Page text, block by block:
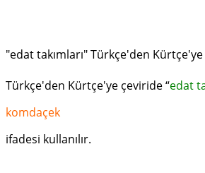
"edat takımları" Türkçe'den
Türkçe'den Kürtçe'ye çeviride “edat
komdaçek
ifadesi kullanılır.